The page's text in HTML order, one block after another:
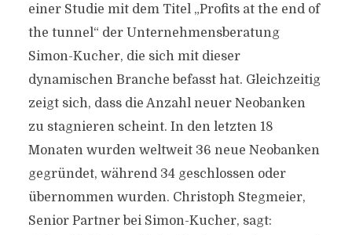
einer Studie mit dem Titel „Profits at the end of
the tunnel“ der Unternehmensberatung
Simon-Kucher, die sich mit dieser
dynamischen Branche befasst hat. Gleichzeitig
zeigt sich, dass die Anzahl neuer Neobanken
zu stagnieren scheint. In den letzten 18
Monaten wurden weltweit 36 neue Neobanken
gegründet, während 34 geschlossen oder
übernommen wurden. Christoph Stegmeier,
Senior Partner bei Simon-Kucher, sagt: